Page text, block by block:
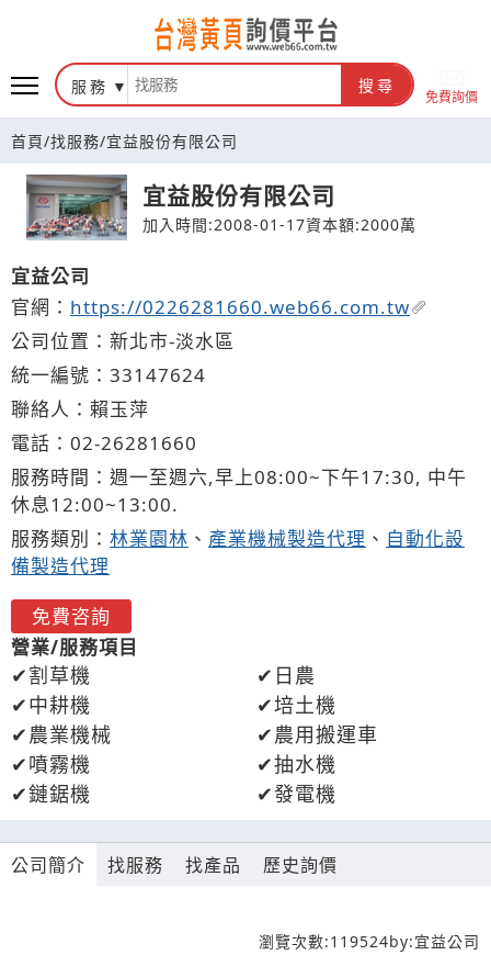
台灣黃頁詢價平台
服務 搜尋
免費詢價
首頁/找服務/宜益股份有限公司
宜益股份有限公司
加入時間:2008-01-17資本額:2000萬
宜益公司
官網： https://0226281660.web66.com.tw
公司位置：新北市-淡水區
統一編號：33147624
聯絡人：賴玉萍
電話： 02-26281660
服務時間：週一至週六,早上08:00~下午17:30, 中午
休息12:00~13:00.
服務類別： 林業園林 、 產業機械製造代理 、 自動化設
備製造代理
免費咨詢
營業/服務項目
割草機
日農
中耕機
培土機
農業機械
農用搬運車
噴霧機
抽水機
鏈鋸機
發電機
公司簡介 找服務 找產品 歷史詢價
瀏覽次數:119524by:宜益公司